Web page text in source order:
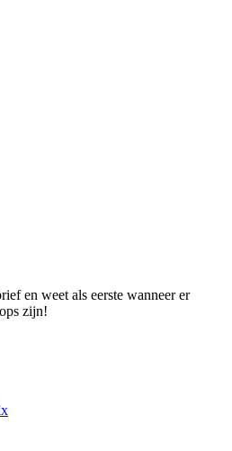
en weet als eerste wanneer er
zijn!